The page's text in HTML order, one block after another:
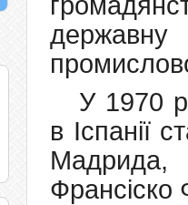
У 1970
в Іспанії
Мадрида,
Франсіско